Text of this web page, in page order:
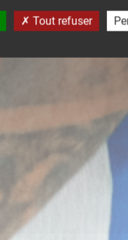
Tout refuser